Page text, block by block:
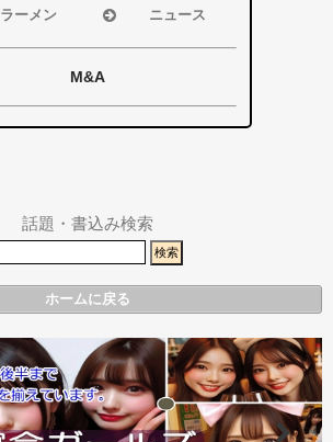
磐田市
磐田市
ラーメン
浜松市
袋井市
掛川市
ニュース
浜松市・磐田
袋井市・掛川
市
M&A
話題・書込み検索
ホームに戻る